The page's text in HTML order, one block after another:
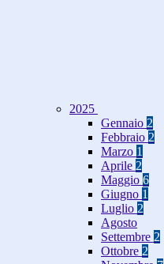
2025
Gennaio 2
Febbraio 2
Marzo 1
Aprile 2
Maggio 6
Giugno 1
Luglio 2
Agosto
Settembre 2
Ottobre 2